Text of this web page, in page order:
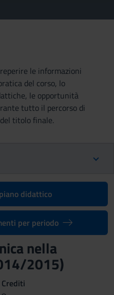
le informazioni
del corso, lo
le opportunità
tutto il percorso di
titolo finale.
didattico
per periodo
nella
2015)
Crediti